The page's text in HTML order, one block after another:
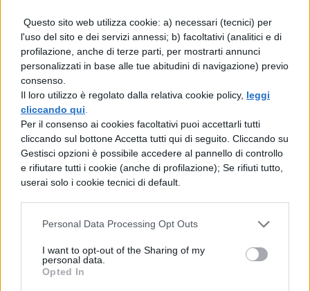
Questo sito web utilizza cookie: a) necessari (tecnici) per
l'uso del sito e dei servizi annessi; b) facoltativi (analitici e di
profilazione, anche di terze parti, per mostrarti annunci
personalizzati in base alle tue abitudini di navigazione) previo
consenso.
Il loro utilizzo è regolato dalla relativa cookie policy, leggi
cliccando qui
Per il consenso ai cookies facoltativi puoi accettarli tutti
cliccando sul bottone Accetta tutti qui di seguito. Cliccando su
Gestisci opzioni è possibile accedere al pannello di controllo
e rifiutare tutti i cookie (anche di profilazione); Se rifiuti tutto,
userai solo i cookie tecnici di default.
Personal Data Processing Opt Outs
I want to opt-out of the Sharing of my
personal data.
Opted In
La buona scuola: mentor e
quadro-intermedio, due
figure di insegnanti
Un'altra novità che concerne la nuova
organizzazione scolastica riguarda
l'istituzione di due tipi di insegnanti: il
mentor, più legato alla didattica, e il
quadro-intermedio (termine mutuato dal
lessico aziendale), figura di supporto-
organizzativo. Secondo Faraone infatti
"Sono due attività e due impegni che i
docenti hanno sempre svolto, non avendoli